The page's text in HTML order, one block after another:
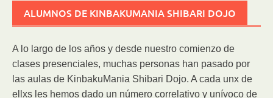
ALUMNOS DE KINBAKUMANIA SHIBARI DOJO
A lo largo de los años y desde nuestro comienzo de
clases presenciales, muchas personas han pasado por
las aulas de KinbakuMania Shibari Dojo. A cada unx de
ellxs les hemos dado un número correlativo y unívoco de